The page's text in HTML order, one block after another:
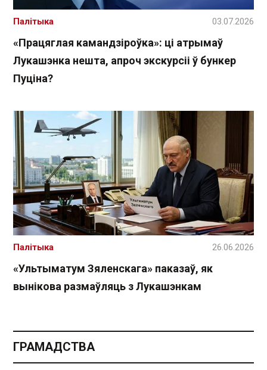
«Працяглая камандзіроўка»: ці атрымаў
Лукашэнка нешта, апроч экскурсіі ў бункер
Пуціна?
Палітыка 03.07.2026
«Ультыматум Зяленскага» паказаў, як
вынікова размаўляць з Лукашэнкам
Палітыка 26.06.2026
ГРАМАДСТВА